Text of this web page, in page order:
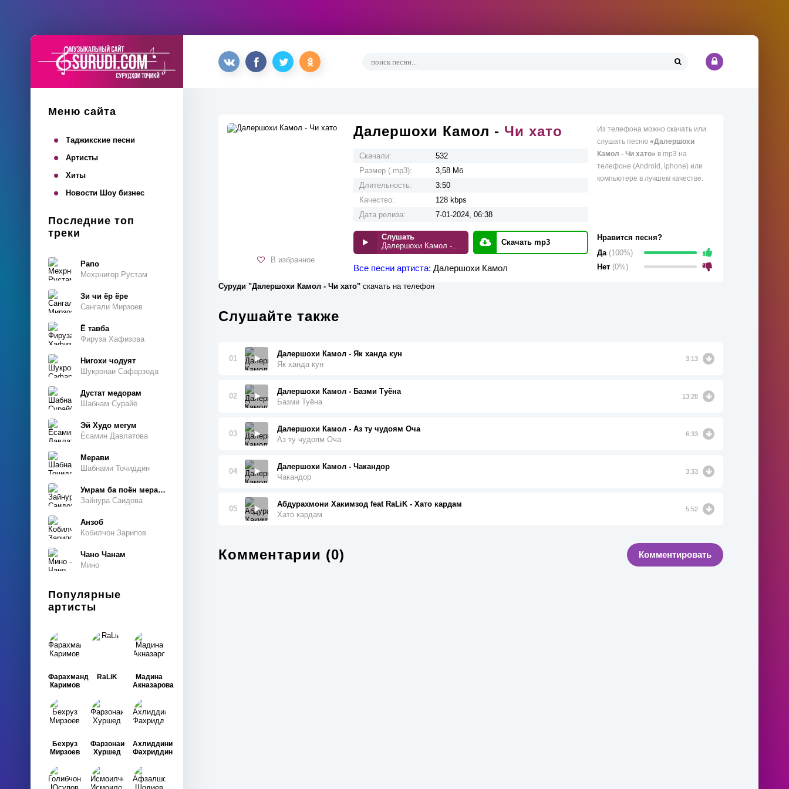
Меню сайта
Таджикские песни
Артисты
Хиты
Новости Шоу бизнес
Последние топ
треки
Рапо
Мехрнигор Рустам
Зи чи ёр ёре
Сангали Мирзоев
Ё тавба
Фируза Хафизова
Нигохи чодуят
Шукронаи Сафарзода
Дустат медорам
Шабнам Сурайё
Эй Худо мегум
Ёсамин Давлатова
Мерави
Шабнами Точиддин
Умрам ба поён мерасад
Зайнура Саидова
Анзоб
Кобилчон Зарипов
Чано Чанам
Мино
Популярные
артисты
Фарахманд
Каримов
RaLiK
Мадина
Акназарова
Бехруз
Мирзоев
Фарзонаи
Хуршед
Ахлиддини
Фахриддин
В избранное
Далершохи Камол - Чи хато
Скачали:
532
Размер (.mp3):
3,58 Мб
Длительность:
3:50
Качество:
128 kbps
Дата релиза:
7-01-2024, 06:38
Слушать
Далершохи Камол - Чи хато
Скачать mp3
Все песни артиста: Далершохи Камол
Из телефона можно скачать или
слушать песню «Далершохи
Камол - Чи хато» в mp3 на
телефоне (Android, iphone) или
компьютере в лучшем качестве.
Нравится песня?
Да (100%)
Нет (0%)
Суруди "Далершохи Камол - Чи хато" скачать на телефон
Слушайте также
01
Далершохи Камол - Як ханда кун
Як ханда кун
3:13
02
Далершохи Камол - Базми Туёна
Базми Туёна
13:28
03
Далершохи Камол - Аз ту чудоям Оча
Аз ту чудоям Оча
6:33
04
Далершохи Камол - Чакандор
Чакандор
3:33
05
Абдурахмони Хакимзод feat RaLiK - Хато кардам
Хато кардам
5:52
Комментарии (0) Комментировать